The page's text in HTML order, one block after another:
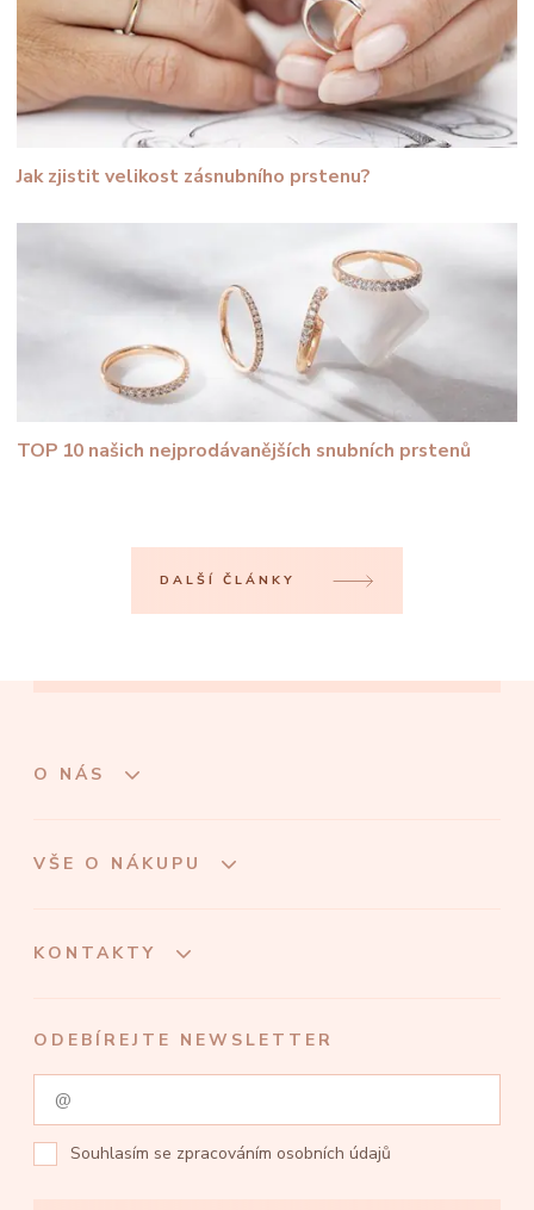
Jak zjistit velikost zásnubního prstenu?
TOP 10 našich nejprodávanějších snubních prstenů
DALŠÍ ČLÁNKY
O NÁS
VŠE O NÁKUPU
KONTAKTY
ODEBÍREJTE NEWSLETTER
Souhlasím se zpracováním osobních údajů